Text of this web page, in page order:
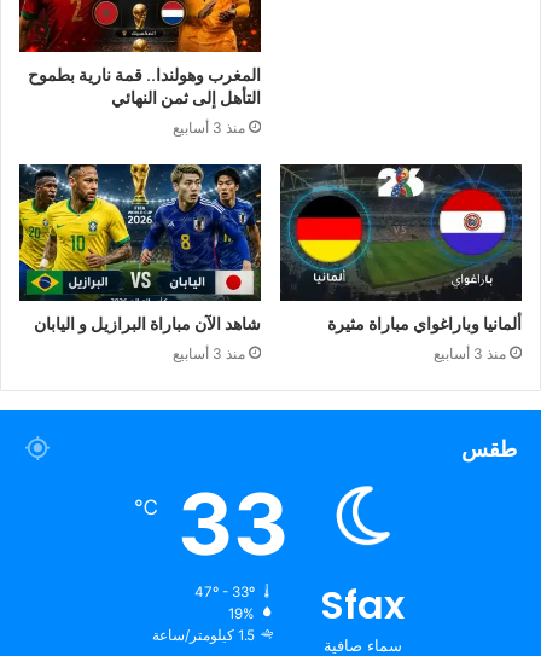
المغرب وهولندا.. قمة نارية بطموح
التأهل إلى ثمن النهائي
منذ 3 أسابيع
ألمانيا وباراغواي مباراة مثيرة
منذ 3 أسابيع
شاهد الآن مباراة البرازيل و اليابان
منذ 3 أسابيع
طقس
Sfax
سماء صافية
33
℃
47º - 33º
19%
1.5 كيلومتر/ساعة